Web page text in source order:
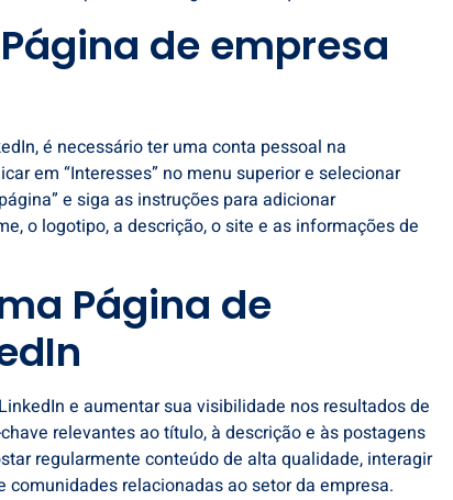
de empresa
é necessário ter uma conta pessoal na
em “Interesses” no menu superior e selecionar
e siga as instruções para adicionar
o logotipo, a descrição, o site e as informações de
Página de
e aumentar sua visibilidade nos resultados de
relevantes ao título, à descrição e às postagens
regularmente conteúdo de alta qualidade, interagir
relacionadas ao setor da empresa.